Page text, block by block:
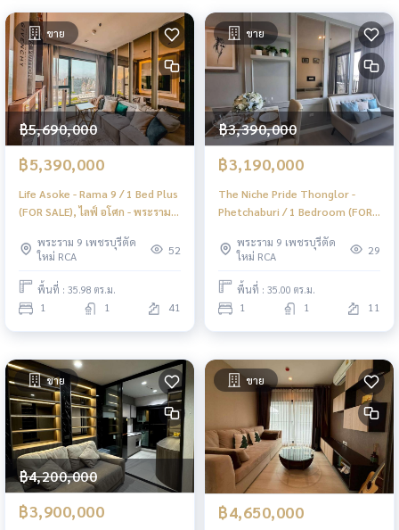
ขาย
฿5,690,000
฿5,390,000
Life Asoke - Rama 9 / 1 Bed Plus
(FOR SALE), ไลฟ์ อโศก - พระราม 9
(ขาย) PEII055
พระราม 9 เพชรบุรีตัด
ใหม่ RCA
52
พื้นที่ : 35.98 ตร.ม.
1 1 41
ขาย
฿3,390,000
฿3,190,000
The Niche Pride Thonglor -
Phetchaburi / 1 Bedroom (FOR
เพชรบุรี / 1 ห้องนอน (ขาย) PEII101
พระราม 9 เพชรบุรีตัด
ใหม่ RCA
29
พื้นที่ : 35.00 ตร.ม.
1 1 11
ขาย
฿4,200,000
฿3,900,000
ขาย
฿4,650,000